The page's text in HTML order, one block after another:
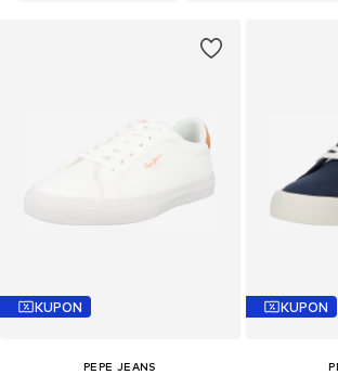
KUPON
PEPE JEANS
KUPON